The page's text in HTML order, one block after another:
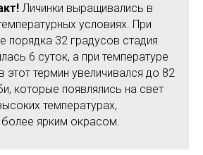
Личинки выращивались в
условиях. При
порядка 32 градусов стадия
6 суток, а при температуре
этот термин увеличивался до 82
которые появлялись на свет
температурах,
более ярким окрасом.